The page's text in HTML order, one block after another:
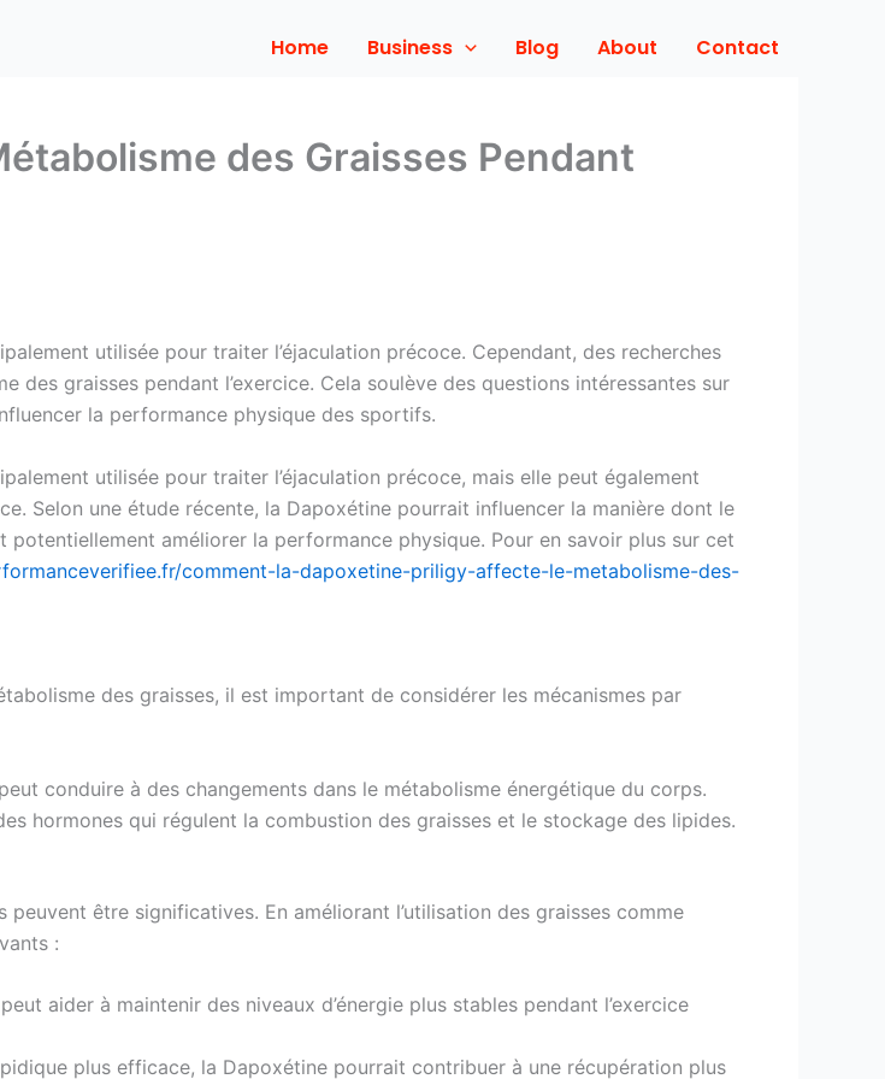
Home Business Blog About Contact
des Graisses Pendant
utilisée pour traiter l’éjaculation précoce. Cependant, des recherches
graisses pendant l’exercice. Cela soulève des questions intéressantes sur
la performance physique des sportifs.
utilisée pour traiter l’éjaculation précoce, mais elle peut également
Selon une étude récente, la Dapoxétine pourrait influencer la manière dont le
améliorer la performance physique. Pour en savoir plus sur cet
comment-la-dapoxetine-priligy-affecte-le-metabolisme-des-
des graisses, il est important de considérer les mécanismes par
conduire à des changements dans le métabolisme énergétique du corps.
hormones qui régulent la combustion des graisses et le stockage des lipides.
être significatives. En améliorant l’utilisation des graisses comme
:
aider à maintenir des niveaux d’énergie plus stables pendant l’exercice
plus efficace, la Dapoxétine pourrait contribuer à une récupération plus